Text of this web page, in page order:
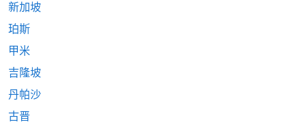
新加坡
珀斯
甲米
吉隆坡
丹帕沙
古晋